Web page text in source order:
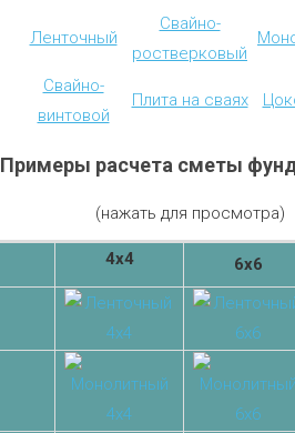
Ленточный
Свайно-
ростверковый
Свайно-
винтовой
Плита на сваях
Примеры расчета сметы
(нажать для просмотра)
4х4 6х6